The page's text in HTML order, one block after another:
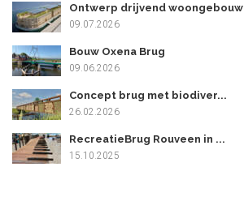
Ontwerp drijvend woongebouw
09.07.2026
Bouw Oxena Brug
09.06.2026
Concept brug met biodiver...
26.02.2026
RecreatieBrug Rouveen in ...
15.10.2025